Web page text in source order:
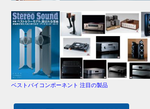
ベストバイコンポーネント 注目の製品